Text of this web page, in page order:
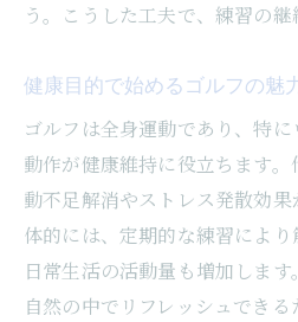
う。こうした工夫で、練習の継
健康目的で始めるゴルフの魅
ゴルフは全身運動であり、特
動作が健康維持に役立ちます
動不足解消やストレス発散効
体的には、定期的な練習により
日常生活の活動量も増加しま
自然の中でリフレッシュでき